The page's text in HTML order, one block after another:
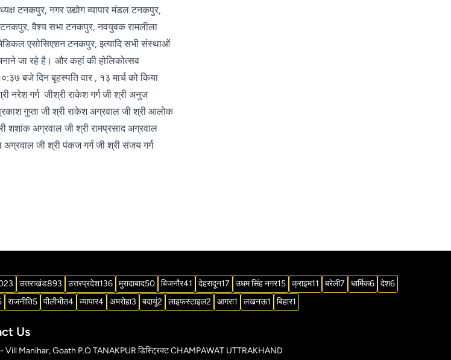
टनकपुर, नगर उद्योग व्यापार मंडल टनकपुर,
वैश्य सभा टनकपुर, नवयुवक रामलीला
एसोसिएशन टनकपुर, इत्यादि सभी संस्थाओं
जा रहे है। और कहां की होलिकोत्सव
बजे दिन बृहस्पति वार , १३ मार्च को किया
नरेश गर्ग जीश्री राकेश गर्ग जी श्री अनुज
गुप्ता जी श्री राकेश अग्रवाल जी श्री आलोक
शशांक अग्रवाल जी श्री रामप्रसाद अग्रवाल
अग्रवाल जी श्री पंकज गर्ग जी श्री संजय गर्ग
उत्तराखंड893 उत्तरप्रदेश136 मुरादाबाद50 बिजनौर41 देहरादून17 उधम सिंह नगर15 क्राइम11 बरेली7 धार्मिक6 देश6
राजनीति5 पीलीभीत4 व्यापार4 अमरोहा3 बदायूं2 लाइफस्टाइल2 आगरा1 लखनऊ1 बिहार1
Us
Vill Manihar, Goath P.O TANAKPUR डिस्ट्रिक्ट CHAMPAWAT UTTRAKHAND